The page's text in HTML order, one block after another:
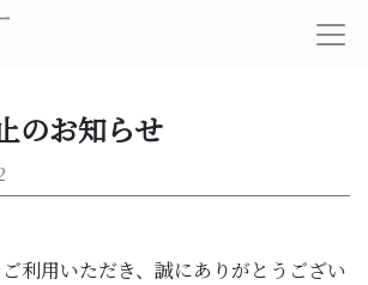
のお知らせ
利用いただき、誠にありがとうござい